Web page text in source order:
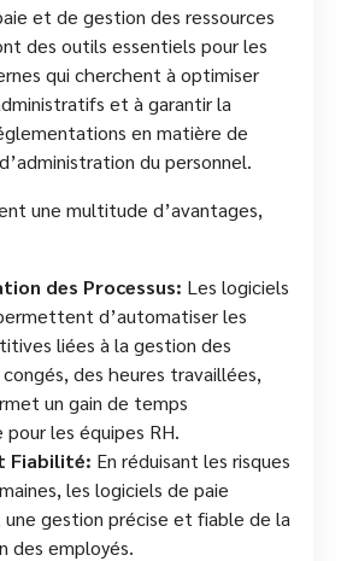
et de gestion des ressources
des outils essentiels pour les
qui cherchent à optimiser
et à garantir la
en matière de
du personnel.
une multitude d’avantages,
des Processus: Les logiciels
d’automatiser les
liées à la gestion des
des heures travaillées,
un gain de temps
pour les équipes RH.
Fiabilité: En réduisant les risques
les logiciels de paie
gestion précise et fiable de la
des employés.